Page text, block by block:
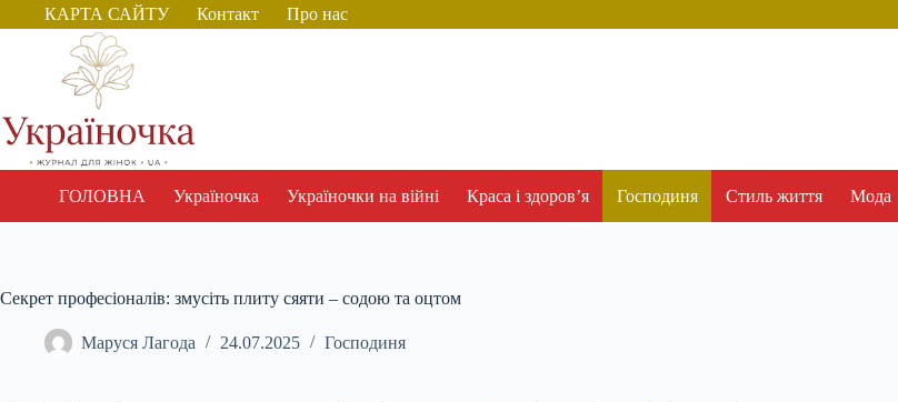
Перейти
до
КАРТА САЙТУ Контакт Про нас
ГОЛОВНА Україночка Україночки на війні Краса і здоров’я Господиня Стиль життя Мода
Секрет професіоналів: змусіть плиту сяяти – содою та оцтом
Маруся Лагода 24.07.2025 Господиня